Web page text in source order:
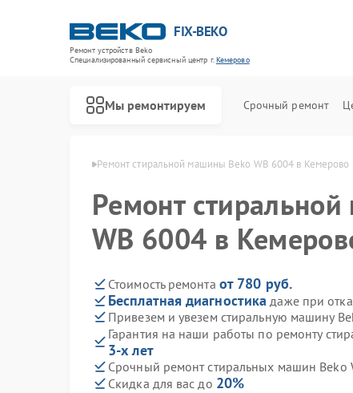
FIX-BEKO
Ремонт устройств Beko
Специализированный cервисный центр г.Кемерово
Мы ремонтируем Срочный ремонт
Ремонт стиральной машины Beko WB 6004 в Кемерово
Ремонт
WB 6004 в
Стоимость ремонта от 780 руб.
Бесплатная диагностика даже при
Привезем и увезем стиральную машину
Гарантия на наши работы по ремонту
3-х лет
Срочный ремонт стиральных машин Beko
Скидка для вас до 20%